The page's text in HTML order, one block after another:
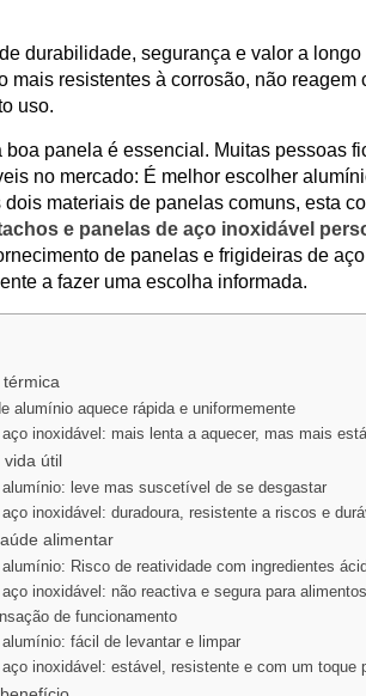
durabilidade, segurança e valor a longo
mais resistentes à corrosão, não
uso.
boa panela é essencial. Muitas pessoas
no mercado: É melhor escolher
materiais de panelas comuns, esta
e panelas de aço inoxidável
de panelas e frigideiras de
a fazer uma escolha informada.
alumínio aquece rápida e uniformemente
aço inoxidável: mais lenta a aquecer, mas mais
vida útil
alumínio: leve mas suscetível de se desgastar
aço inoxidável: duradoura, resistente a riscos e
alimentar
alumínio: Risco de reatividade com ingredientes
aço inoxidável: não reactiva e segura para alimentos
de funcionamento
alumínio: fácil de levantar e limpar
aço inoxidável: estável, resistente e com um toque